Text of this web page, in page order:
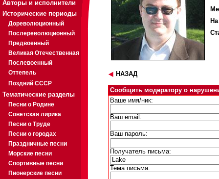
Авторы и исполнители
Исторические периоды
Дореволюционный
Послереволюционный
Предвоенный
Великая Отечественная
Послевоенный
Оттепель
Поздний СССР
Тематические разделы
Песни о Родине
Советская лирика
Песни о Труде
Песни о городах
Праздничные песни
Морские песни
Спортивные песни
Пионерские песни
НАЗАД
Сообщить модератору о
Ваше имя/ник:
Ваш email:
Ваш пароль:
Получатель письма:
Тема письма: